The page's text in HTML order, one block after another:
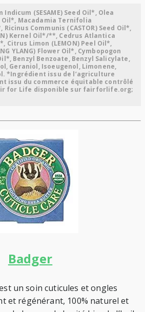
(SESAME) Seed Oil*, Olea
Oil*, Macadamia Ternifolia
Ricinus Communis (CASTOR) Seed Oil*,
Kernel Oil*/**, Cedrus Atlantica
Citrus Limon (LEMON) Peel Oil*,
YLANG) Flower Oil*, Cymbopogon
Benzyl Benzoate, Benzyl Salicylate,
Geraniol, Isoeugenol, Limonene,
*Ingrédient issu de l’agriculture
issu du commerce équitable contrôlé
for Life disponible sur fairforlife.org;
Badger
un soin cuticules et ongles
et régénérant, 100% naturel et